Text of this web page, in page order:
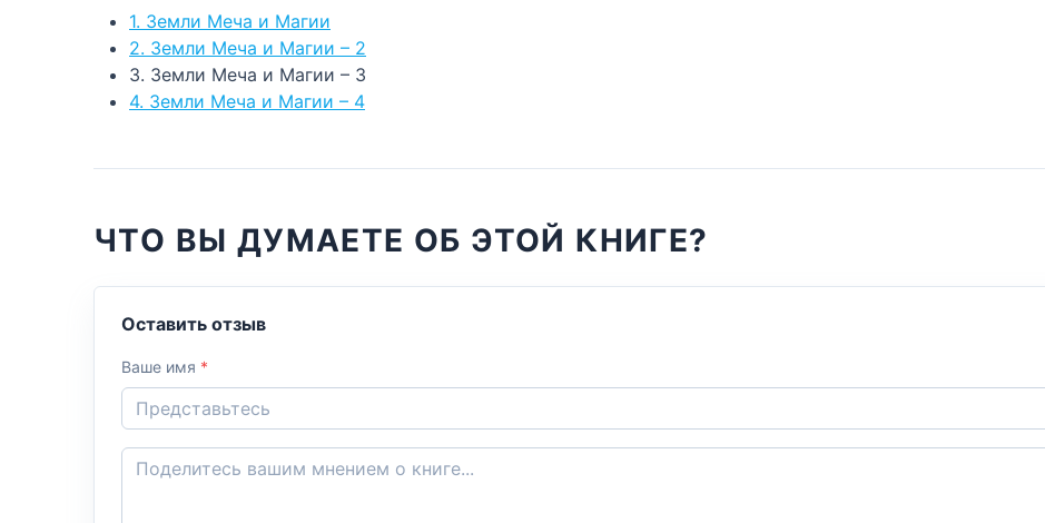
1. Земли Меча и Магии
2. Земли Меча и Магии – 2
3. Земли Меча и Магии – 3
4. Земли Меча и Магии – 4
ЧТО ВЫ ДУМАЕТЕ ОБ ЭТОЙ КНИГЕ?
Оставить отзыв
Ваше имя *